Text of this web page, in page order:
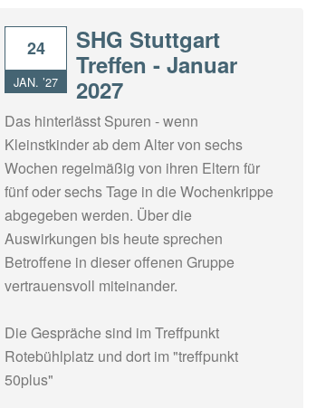
24
JAN. ’27
SHG Stuttgart
Treffen - Januar
2027
Das hinterlässt Spuren - wenn
Kleinstkinder ab dem Alter von sechs
Wochen regelmäßig von ihren Eltern für
fünf oder sechs Tage in die Wochenkrippe
abgegeben werden. Über die
Auswirkungen bis heute sprechen
Betroffene in dieser offenen Gruppe
vertrauensvoll miteinander.
Die Gespräche sind im Treffpunkt
Rotebühlplatz und dort im "treffpunkt
50plus"